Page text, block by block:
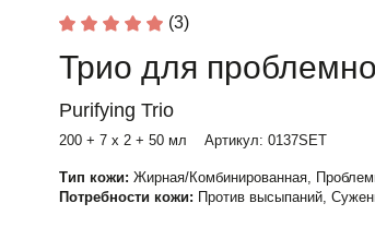
(3)
Трио для
Purifying Trio
200 + 7 х 2 + 50 мл Артикул: 0137SET
Тип кожи: Жирная/Комбинированная,
Потребности кожи: Против высыпаний,